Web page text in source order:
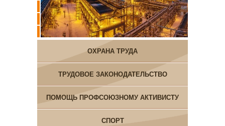
ОХРАНА ТРУДА
ТРУДОВОЕ ЗАКОНОДАТЕЛЬСТВО
ПОМОЩЬ ПРОФСОЮЗНОМУ АКТИВИСТУ
СПОРТ